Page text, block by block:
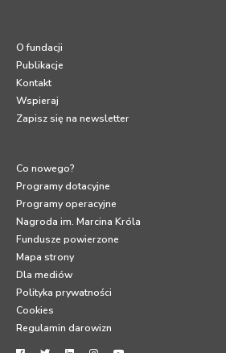
O fundacji
Publikacje
Kontakt
Wspieraj
Zapisz się na newsletter
Co nowego?
Programy dotacyjne
Programy operacyjne
Nagroda im. Marcina Króla
Fundusze powierzone
Mapa strony
Dla mediów
Polityka prywatności
Cookies
Regulamin darowizn